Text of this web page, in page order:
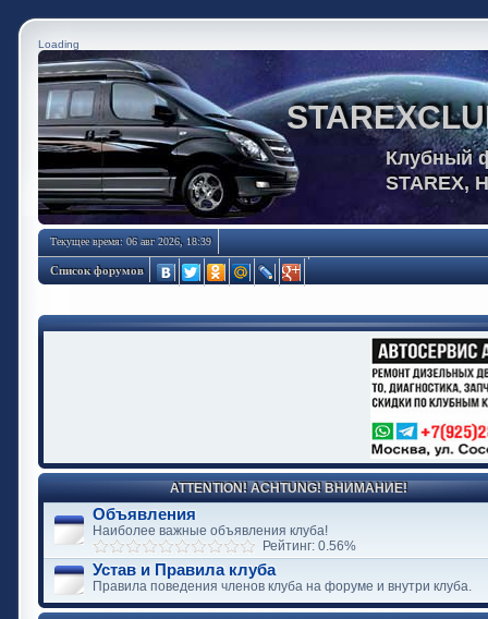
Loading
Клубный
STAREX,
Текущее время: 06 авг 2026, 18:39
Список форумов
ATTENTION! ACHTUNG! ВНИМАНИЕ!
Объявления
Наиболее важные объявления клуба!
Рейтинг: 0.56%
Устав и Правила клуба
Правила поведения членов клуба на форуме и внутри клуба.